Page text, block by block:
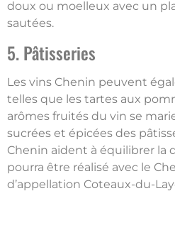
doux ou moelleux avec un
sautées.
5. Pâtisseries
Les vins Chenin peuvent
telles que les tartes aux
arômes fruités du vin se
sucrées et épicées des
Chenin aident à équilibrer la
pourra être réalisé avec le
d’appellation Coteaux-du-